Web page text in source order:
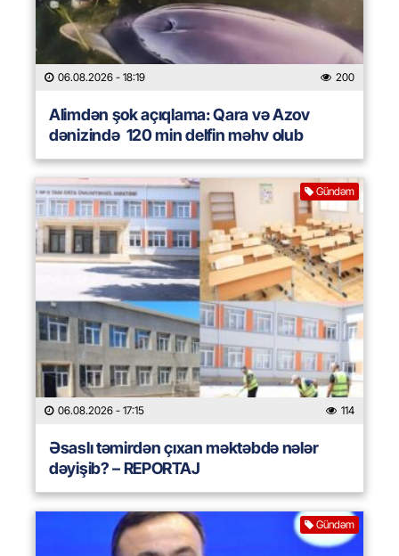
06.08.2026 - 18:19 200
Alimdən şok açıqlama: Qara və Azov
dənizində 120 min delfin məhv olub
Gündəm
06.08.2026 - 17:15 114
Əsaslı təmirdən çıxan məktəbdə nələr
dəyişib? – REPORTAJ
Gündəm